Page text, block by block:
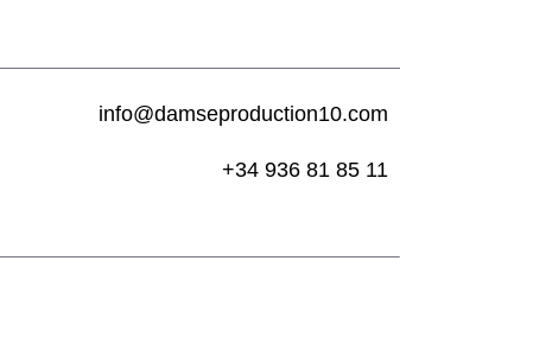
info@damseproduction10.com
+34 936 81 85 11